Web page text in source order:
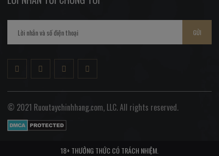
GỬI
© 2021 Ruoutaychinhhang.com, LLC. All rights reserved.
18+ THƯỞNG THỨC CÓ TRÁCH NHIỆM.